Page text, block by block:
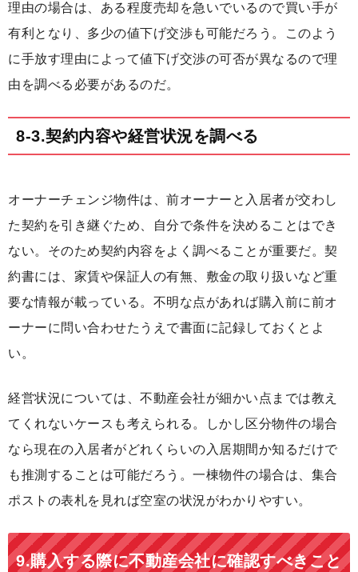
理由の場合は、ある程度売却を急いでいるので買い手が
有利となり、多少の値下げ交渉も可能だろう。このよう
に手放す理由によって値下げ交渉の可否が異なるので理
由を調べる必要があるのだ。
8-3.契約内容や経営状況を調べる
オーナーチェンジ物件は、前オーナーと入居者が交わし
た契約を引き継ぐため、自分で条件を決めることはでき
ない。そのため契約内容をよく調べることが重要だ。契
約書には、家賃や保証人の有無、敷金の取り扱いなど重
要な情報が載っている。不明な点があれば購入前に前オ
ーナーに問い合わせたうえで書面に記録しておくとよ
い。
経営状況については、不動産会社が細かい点までは教え
てくれないケースも考えられる。しかし区分物件の場合
なら現在の入居者がどれくらいの入居期間か知るだけで
も推測することは可能だろう。一棟物件の場合は、集合
ポストの表札を見れば空室の状況がわかりやすい。
9.購入する際に不動産会社に確認すべきこと